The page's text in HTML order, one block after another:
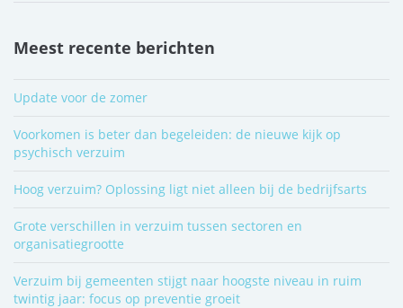
Meest recente berichten
Update voor de zomer
Voorkomen is beter dan begeleiden: de nieuwe kijk op
psychisch verzuim
Hoog verzuim? Oplossing ligt niet alleen bij de bedrijfsarts
Grote verschillen in verzuim tussen sectoren en
organisatiegrootte
Verzuim bij gemeenten stijgt naar hoogste niveau in ruim
twintig jaar: focus op preventie groeit